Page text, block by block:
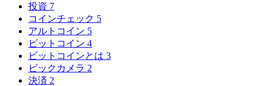
投資 7
コインチェック 5
アルトコイン 5
ビットコイン 4
ビットコインとは 3
ビックカメラ 2
決済 2